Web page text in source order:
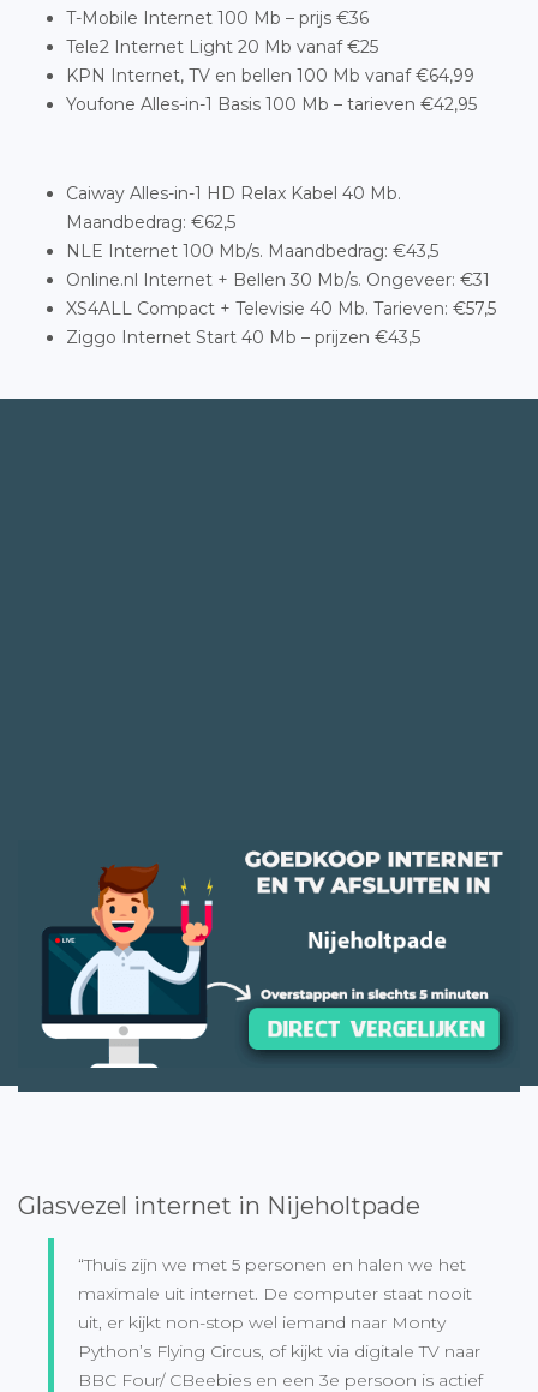
T-Mobile Internet 100 Mb – prijs €36
Tele2 Internet Light 20 Mb vanaf €25
KPN Internet, TV en bellen 100 Mb vanaf €64,99
Youfone Alles-in-1 Basis 100 Mb – tarieven €42,95
Caiway Alles-in-1 HD Relax Kabel 40 Mb.
Maandbedrag: €62,5
NLE Internet 100 Mb/s. Maandbedrag: €43,5
Online.nl Internet + Bellen 30 Mb/s. Ongeveer: €31
XS4ALL Compact + Televisie 40 Mb. Tarieven: €57,5
Ziggo Internet Start 40 Mb – prijzen €43,5
Glasvezel internet in Nijeholtpade
“Thuis zijn we met 5 personen en halen we het
maximale uit internet. De computer staat nooit
uit, er kijkt non-stop wel iemand naar Monty
Python’s Flying Circus, of kijkt via digitale TV naar
BBC Four/ CBeebies en een 3e persoon is actief